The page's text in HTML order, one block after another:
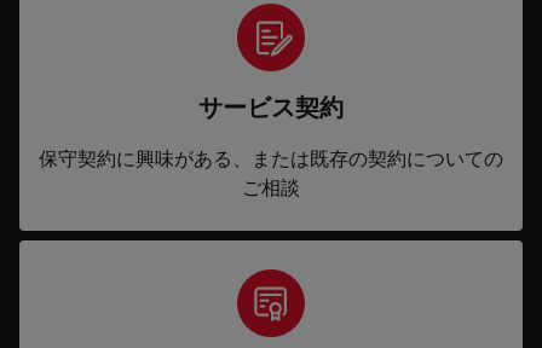
サービス契約
保守契約に興味がある、または既存の契約についての
ご相談